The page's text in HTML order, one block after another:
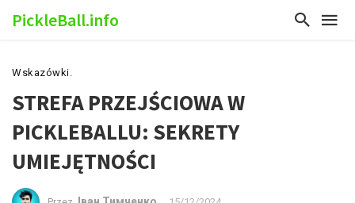
PickleBall.info
Wskazówki.
STREFA PRZEJŚCIOWA W
PICKLEBALLU: SEKRETY
UMIEJĘTNOŚCI